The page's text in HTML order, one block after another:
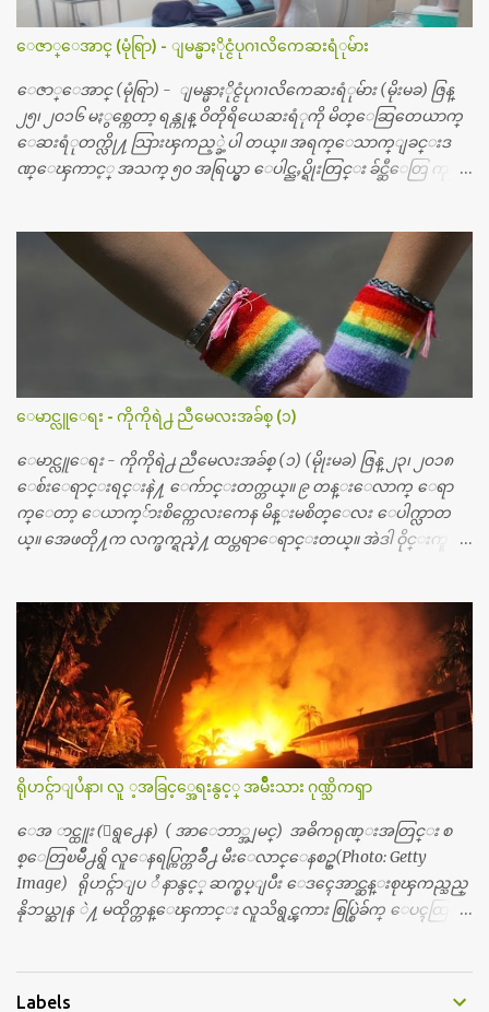
ေဇာ္ေအာင္ (မုံရြာ) - ျမန္မာႏိုင္ငံပုဂၢလိကေဆးရံုမ်ား
ေဇာ္ေအာင္ (မုံရြာ) - ျမန္မာႏိုင္ငံပုဂၢလိကေဆးရံုမ်ား (မိုးမခ) ဇြန္
၂၅၊ ၂၀၁၆ မႏွစ္ကေတာ့ ရန္ကုန္ ဝိတိုရိယေဆးရံုကို မိတ္ေဆြတေယာက္
ေဆးရံုတက္လို႔ သြားၾကည့္ခဲ့ပါ တယ္။ အရက္ေသာက္ျခင္းဒ
ဏ္ေၾကာင့္ အသက္ ၅၀ အရြယ္မွာ ေပါင္ညႇပ္ရိုးတြင္း ခ်င္ဆီေတြ ကုန္ခ
စၿပီး၊ အာရွေတာ္ဝင္ခြဲစိတ္ခန္းကို ငွားရမ္းခြဲစိတ္ အရိုးအစားထိုးကုပါတ
ယ္။ ေဆးစစ္၊ေဆးဝယ္၊ ခြဲစိတ္ကု၊ အရိုးအစားထိုးပစၥည္း စတဲ့စရိ
တ္ေတြနဲ႔ေဆးရံုမွာ ၂ ပတ္ေနထိုင္စရိတ္ သိန္း ၇၀ ေလာက္ ကုန္သြား
ပါတယ္။ သူငယ္ခ်င္းျဖစ္သူကို လာေတြ႔ရင္း ဟိုတယ္လို သန္႔ရွင္းသ
ပ္ရပ္တဲ့ ဝိတိုရိယေဆးရံုမွာ စီတီစကင္ နဲ႔ အမ္အာအိုင္1 စက္ခန္းကိုေ
တြ႔လို႔ေမးၾကည့္ေတာ့ တခါစမ္းရင္ က်ပ္တသိန္းေက်ာ္ က်သင့္
တယ္သိရပါတယ္။ တခါတေလ ကိုယ္လက္ေျခ၊ ဦးေႏွာက္ေတြ အေသး
စိတ္ၾကည့္လိုရင္ ဒီစက္ၾကီးေတြနဲ႔ စမ္းသပ္ရပါတယ္။ ခႏၱာကိုယ္အစိတ္ပို
င္း ကလီစာေတြကိုၾကည့္ရႈတဲ့ အာလထရာေဆာင္း2 စက္ေတြ
ကေတာ့ ေစ်းသိပ္မႀကီးလို႔ ျမန္မာျပည္ေဆးရံုတိုင္းရွိပါတယ္။
တစ္ခါစမ္းရင္ က်ပ္တစ္ေသာင္းေလာက္ က်သင့္ပါတယ္။ စာေရးသူ လြ
န္ခဲ့တဲ့ (၂)...
ေမာင္လူေရး - ကိုကိုရဲ႕ ညီမေလးအခ်စ္ (၁)
ေမာင္လူေရး - ကိုကိုရဲ႕ ညီမေလးအခ်စ္ (၁) (မိုုးမခ) ဇြန္ ၂၃၊ ၂၀၁၈
ေစ်းေရာင္းရင္းနဲ႔ ေက်ာင္းတက္တယ္။ ၉ တန္းေလာက္ ေရာ
က္ေတာ့ ေယာက္်ားစိတ္ကေလးကေန မိန္းမစိတ္ေလး ေပါက္လာတ
ယ္။ အေဖတို႔က လက္ဖက္ရည္နဲ႔ ထပ္တရာေရာင္းတယ္။ အဲဒါ ဝိုင္းကူ
တယ္။ ပန္းပန္တယ္။ မိန္းကေလး အဝတ္အစားေတြကိုလည္း ခုိးဝတ္တ
ယ္။ မိန္းမစိတ္ရွိေတာ့ ရွိေပမယ့္ ကိုယ့္ကိုယ္ကို မိန္းမစိတ္ေပါက္မွန္း
သိတာက ၉ တန္း၊ ၁၀ တန္းေလာက္ကမွ။ ညီအစ္ကို ေမာင္နွမ အားလံုး ၆
ေယာက္ရွိတယ္။ အစ္ကို ၃ ေယာက္၊ အစ္မ ႏွစ္ေယာက္။ အစ္ကိုေတြက
လည္း သူ႔ အေပါင္းအသင္းနဲ႔ သူဆိုေတာ့ အမေတြနဲ႔ဘဲ ေပါ
င္းတယ္။ ျပီးေတာ့ အေဖကလည္း ေယာက္်ားဆုိ ေယာ
က္်ားေလးလုိဘဲ ေနေစခ်င္တယ္။ အေဖ့ကို ေၾကာက္လည္း ေၾကာ
က္ရတယ္။ ေယာက္်ားဘဝဆုိတာ ျမင့္ျမတ္တယ္ေပါ့။ ေယာ
က္်ားေလး စိတ္လည္း ရွိေအာင္ ဘာသာေရးလည္း လုိက္စားေအာင္
တန္ခူးလဆုိ တစ္လလံုး ကိုရင္ ဝတ္ခုိင္းတယ္။ ေက်ာင္းမွာဆုိရင္ ေ
ယာက္်ားေလးေတြက ကိုယ့္ကို ဘာပဲျဖစ္ျဖစ္ မၾကားတၾကား စ
ရင္စတယ္။ အေျခာက္ ဘာညာေပါ့၊ အာ့့လုိေလးေတြ စတာေပါ့။
ရိုဟင္ဂ်ာျပႆနာ၊ လူ ့အခြင့္အေရးနွင့္ အမ်ိဳးသား ဂုဏ္သိကၡာ
ေအ ာင္ထူး (ေရွ႕ေန) ( အာေဘာ္အျမင္) အဓိကရုဏ္းအတြင္း စ
စ္ေတြၿမိဳ႕ရွိ လူေနရပ္ကြက္တခ်ိဳ႕ မီးေလာင္ေနစဥ္(Photo: Getty
Image) ရိုဟင္ဂ်ာျပ ႆ နာနွင့္ ဆက္စပ္ျပီး ေဒၚေအာင္ဆန္းစုၾကည္သည္
နိုဘယ္ဆုန ဲ႔ မထိုက္တန္ေၾကာင္း လူသိရွင္ၾကား စြပ္စြဲခ်က္ ေပၚထြက္လာ
Labels